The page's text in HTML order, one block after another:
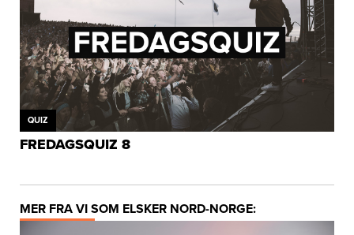
QUIZ
FREDAGSQUIZ 8
MER FRA VI SOM ELSKER NORD-NORGE: